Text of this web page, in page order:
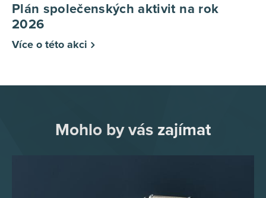
Plán společenských aktivit na rok
2026
Více o této akci
Mohlo by vás zajímat